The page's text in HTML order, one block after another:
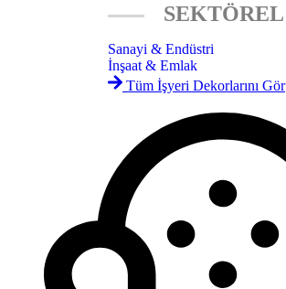
SEKTÖREL
Sanayi & Endüstri
İnşaat & Emlak
Tüm İşyeri Dekorlarını Gör